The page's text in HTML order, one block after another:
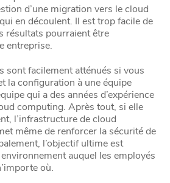
d’une migration vers le cloud
en découlent. Il est trop facile de
résultats pourraient être
entreprise.
sont facilement atténués si vous
la configuration à une équipe
qui a des années d’expérience
computing. Après tout, si elle
l’infrastructure de cloud
même de renforcer la sécurité de
l’objectif ultime est
auquel les employés
où.